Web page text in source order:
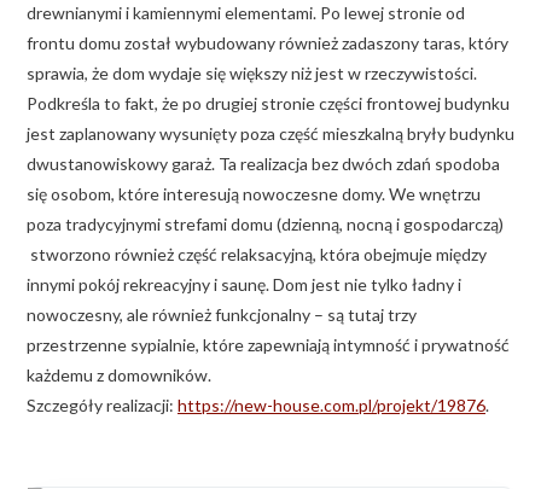
drewnianymi i kamiennymi elementami. Po lewej stronie od
frontu domu został wybudowany również zadaszony taras, który
sprawia, że dom wydaje się większy niż jest w rzeczywistości.
Podkreśla to fakt, że po drugiej stronie części frontowej budynku
jest zaplanowany wysunięty poza część mieszkalną bryły budynku
dwustanowiskowy garaż. Ta realizacja bez dwóch zdań spodoba
się osobom, które interesują nowoczesne domy. We wnętrzu
poza tradycyjnymi strefami domu (dzienną, nocną i gospodarczą)
stworzono również część relaksacyjną, która obejmuje między
innymi pokój rekreacyjny i saunę. Dom jest nie tylko ładny i
nowoczesny, ale również funkcjonalny – są tutaj trzy
przestrzenne sypialnie, które zapewniają intymność i prywatność
każdemu z domowników.
Szczegóły realizacji: https://new-house.com.pl/projekt/19876.